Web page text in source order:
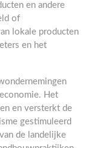
en andere
of
lokale producten
en het
Het
en versterkt de
gestimuleerd
de landelijke